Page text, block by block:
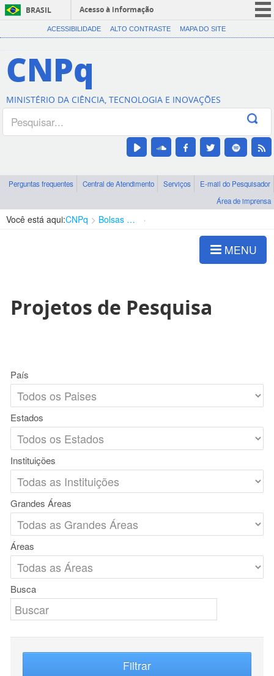
BRASIL
Acesso à informação
CORONAVÍRUS (COVID-19)
Canais
ACESSIBILIDADE ALTO CONTRASTE MAPA DO SITE
CNPq
MINISTÉRIO DA CIÊNCIA, TECNOLOGIA E INOVAÇÕES
Perguntas frequentes Central de Atendimento Serviços
E-mail do Pesquisador
Área de imprensa
Você está aqui:CNPq Bolsas e Auxílios Vigentes
MENU
Projetos de Pesquisa
País
Estados
Instituições
Grandes Áreas
Áreas
Busca
Filtrar